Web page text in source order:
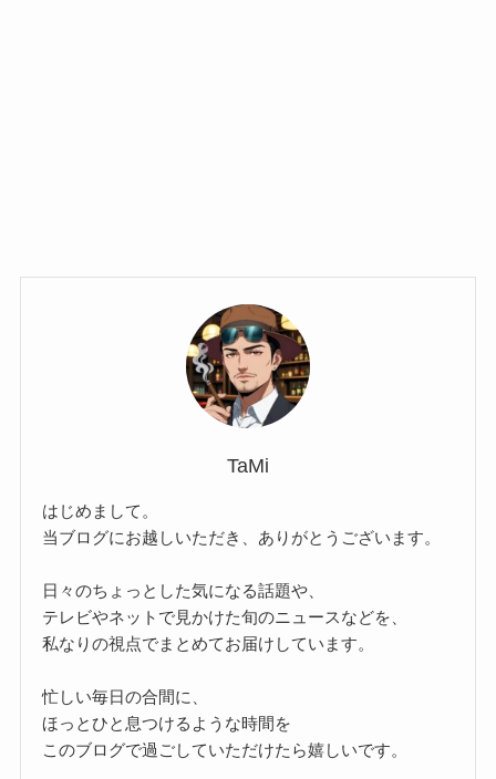
TaMi
はじめまして。
当ブログにお越しいただき、ありがとうございます。
日々のちょっとした気になる話題や、
テレビやネットで見かけた旬のニュースなどを、
私なりの視点でまとめてお届けしています。
忙しい毎日の合間に、
ほっとひと息つけるような時間を
このブログで過ごしていただけたら嬉しいです。